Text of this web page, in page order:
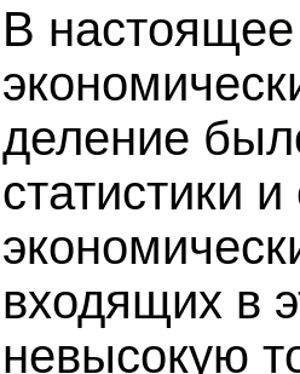
В
деление
статистики
входящих в
невысокую